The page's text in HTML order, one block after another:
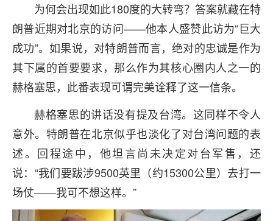
为何会出现如此180度的大转弯？答案就藏在特
朗普近期对北京的访问——他本人盛赞此访为“巨大
成功”。如果说，对特朗普而言，绝对的忠诚是作为
其下属的首要要求，那么作为其核心圈内人之一的
赫格塞思，此番表现可谓完美诠释了这一信条。
赫格塞思的讲话没有提及台湾。这同样不令人
意外。特朗普在北京似乎也淡化了对台湾问题的表
述。回程途中，他坦言尚未决定对台军售，还
说：“我们要跋涉9500英里（约15300公里）去打一
场仗——我可不想这样。”